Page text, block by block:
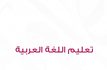
تعليم اللغة العربية